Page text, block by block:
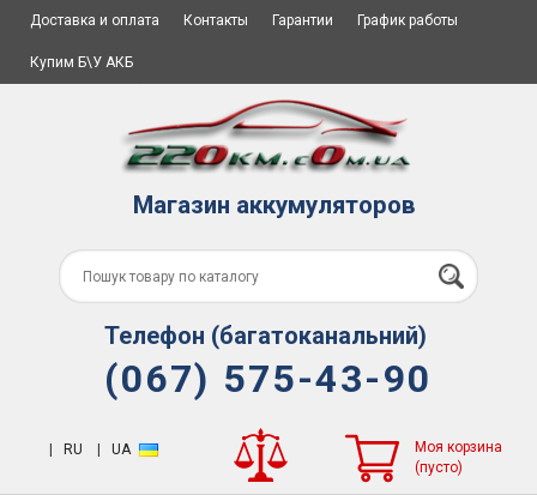
Доставка и оплата Контакты Гарантии График работы
Купим Б\У АКБ
Магазин аккумуляторов
Телефон (багатоканальний)
(067) 575-43-90
RU UA
Моя корзина
(пусто)